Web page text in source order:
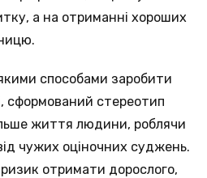
а на отриманні хороших
способами заробити
сформований стереотип
життя людини, роблячи
чужих оціночних суджень.
отримати дорослого,